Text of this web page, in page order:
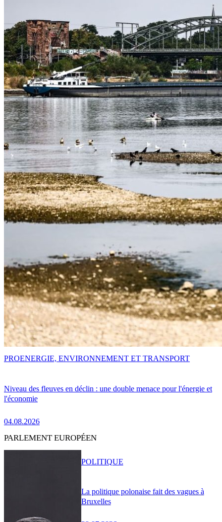
Niveau des fleuves en déclin : une double menace pour l'énergie et
l'économie
04.08.2026
PROENERGIE, ENVIRONNEMENT ET TRANSPORT
PARLEMENT EUROPÉEN
La politique polonaise fait des vagues à
Bruxelles
POLITIQUE